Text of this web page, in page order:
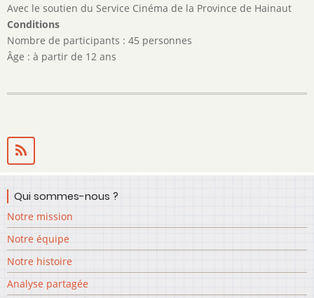
Avec le soutien du Service Cinéma de la Province de Hainaut
Conditions
Nombre de participants : 45 personnes
Âge : à partir de 12 ans
Qui sommes-nous ?
Notre mission
Notre équipe
Notre histoire
Analyse partagée